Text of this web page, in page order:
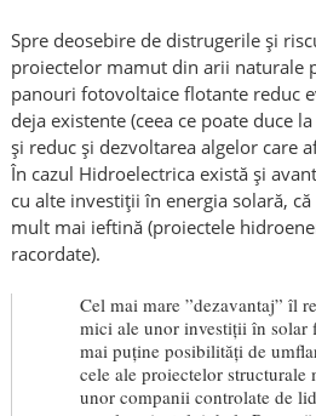
Spre deosebire de distrugerile și
proiectelor mamut din arii naturale
panouri fotovoltaice flotante reduc
deja existente (ceea ce poate duce
și reduc și dezvoltarea algelor care
În cazul Hidroelectrica există și
cu alte investiții în energia solară,
mult mai ieftină (proiectele
racordate).
Cel mai mare ”dezavantaj” îl
mici ale unor investiții în solar
mai puține posibilități de
cele ale proiectelor
unor companii controlate de